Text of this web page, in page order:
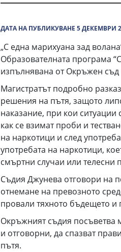
ДАТА НА ПУБЛИКУВАНЕ 5 ДЕКЕМВРИ
„С една марихуана зад
Образователната програма
изпълнявана от Окръжен
Магистратът подробно
решения на пътя, защото
наказание, при кои ситуации
как се взимат проби и
на наркотици и след
употребата на наркотици,
смъртни случаи или
Съдия Джунева отговори на
отнемане на превозното
провали тяхното бъдещето
Окръжният съдия посъветва
и отговорни, да спазват
пътя.